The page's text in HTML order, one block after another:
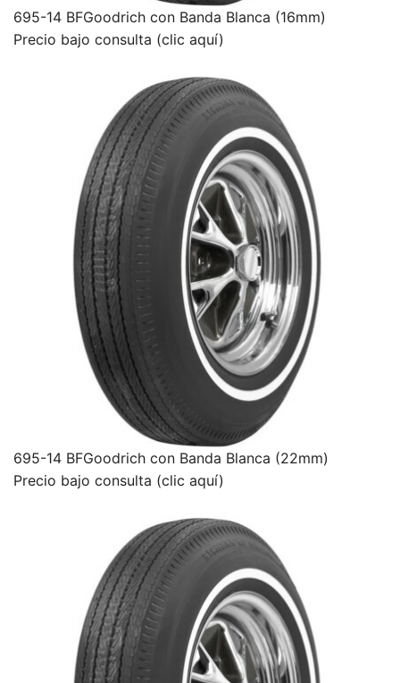
695-14 BFGoodrich con Banda Blanca (16mm)
Precio bajo consulta (clic aquí)
695-14 BFGoodrich con Banda Blanca (22mm)
Precio bajo consulta (clic aquí)